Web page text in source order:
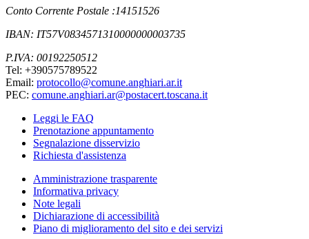
Conto Corrente Postale :14151526
IBAN: IT57V0834571310000000003735
P.IVA: 00192250512
Tel: +390575789522
Email: protocollo@comune.anghiari.ar.it
PEC: comune.anghiari.ar@postacert.toscana.it
Leggi le FAQ
Prenotazione appuntamento
Segnalazione disservizio
Richiesta d'assistenza
Amministrazione trasparente
Informativa privacy
Note legali
Dichiarazione di accessibilità
Piano di miglioramento del sito e dei servizi